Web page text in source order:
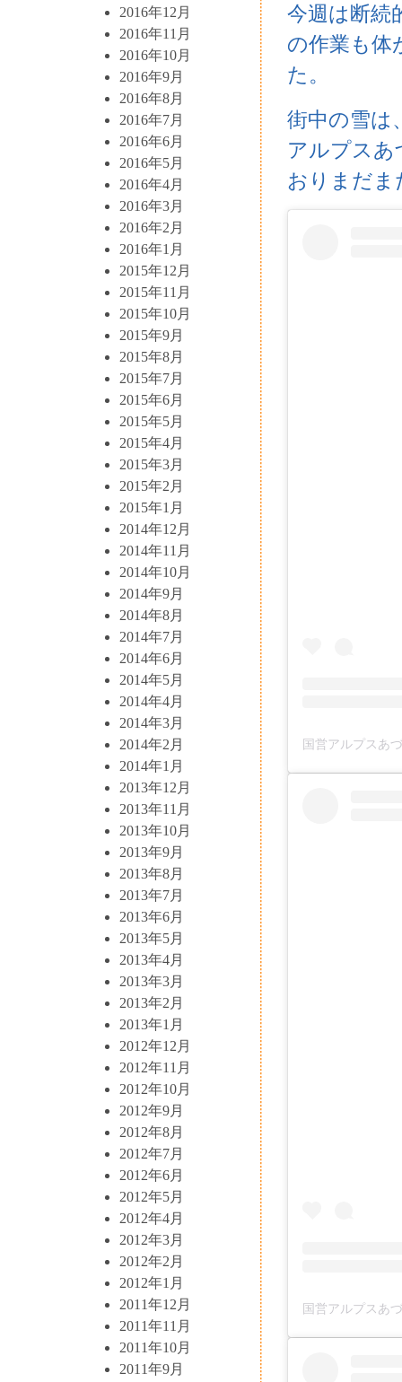
2016年12月
2016年11月
2016年10月
2016年9月
2016年8月
2016年7月
2016年6月
2016年5月
2016年4月
2016年3月
2016年2月
2016年1月
2015年12月
2015年11月
2015年10月
2015年9月
2015年8月
2015年7月
2015年6月
2015年5月
2015年4月
2015年3月
2015年2月
2015年1月
2014年12月
2014年11月
2014年10月
2014年9月
2014年8月
2014年7月
2014年6月
2014年5月
2014年4月
2014年3月
2014年2月
2014年1月
2013年12月
2013年11月
2013年10月
2013年9月
2013年8月
2013年7月
2013年6月
2013年5月
2013年4月
2013年3月
2013年2月
2013年1月
2012年12月
2012年11月
2012年10月
2012年9月
2012年8月
2012年7月
2012年6月
2012年5月
2012年4月
2012年3月
2012年2月
2012年1月
2011年12月
2011年11月
2011年10月
2011年9月
今週は断続
の作業も体
た。
街中の雪は
アルプスあ
おりまだま